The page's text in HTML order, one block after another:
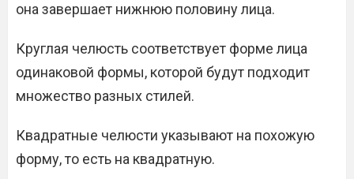
она завершает нижнюю половину лица.
Круглая челюсть соответствует форме лица
одинаковой формы, которой будут подходит
множество разных стилей.
Квадратные челюсти указывают на похожую
форму, то есть на квадратную.